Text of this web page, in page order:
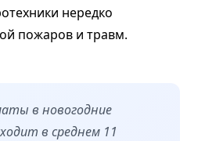
нередко
пожаров и травм.
в новогодние
в среднем 11